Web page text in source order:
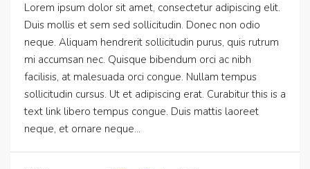
Lorem ipsum dolor sit amet, consectetur adipiscing elit.
Duis mollis et sem sed sollicitudin. Donec non odio
neque. Aliquam hendrerit sollicitudin purus, quis rutrum
mi accumsan nec. Quisque bibendum orci ac nibh
facilisis, at malesuada orci congue. Nullam tempus
sollicitudin cursus. Ut et adipiscing erat. Curabitur this is a
text link libero tempus congue. Duis mattis laoreet
neque, et ornare neque...